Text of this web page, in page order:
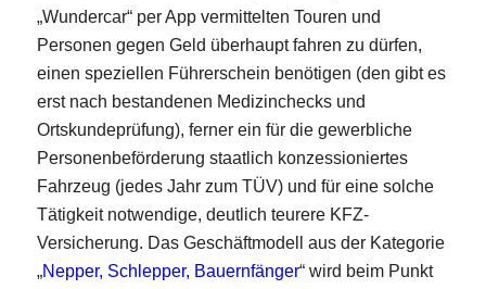
„Wundercar“ per App vermittelten Touren und
Personen gegen Geld überhaupt fahren zu dürfen,
einen speziellen Führerschein benötigen (den gibt es
erst nach bestandenen Medizinchecks und
Ortskundeprüfung), ferner ein für die gewerbliche
Personenbeförderung staatlich konzessioniertes
Fahrzeug (jedes Jahr zum TÜV) und für eine solche
Tätigkeit notwendige, deutlich teurere KFZ-
Versicherung. Das Geschäftmodell aus der Kategorie
„Nepper, Schlepper, Bauernfänger“ wird beim Punkt